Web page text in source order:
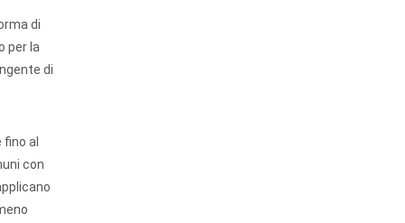
di
per la
di
al
con